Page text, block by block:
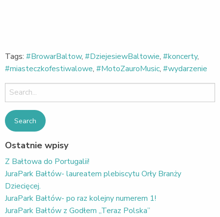
Tags: #BrowarBaltow, #DziejesiewBaltowie, #koncerty,
#miasteczkofestiwalowe, #MotoZauroMusic, #wydarzenie
Search
for:
Ostatnie wpisy
Z Bałtowa do Portugalii!
JuraPark Bałtów- laureatem plebiscytu Orły Branży
Dziecięcej.
JuraPark Bałtów- po raz kolejny numerem 1!
JuraPark Bałtów z Godłem „Teraz Polska”